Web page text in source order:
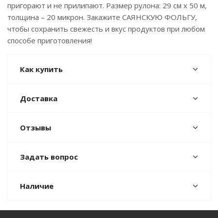
пригорают и не прилипают. Размер рулона: 29 см х 50 м,
толщина – 20 микрон. Закажите САЯНСКУЮ ФОЛЬГУ,
чтобы сохранить свежесть и вкус продуктов при любом
способе приготовления!
Как купить
Доставка
Отзывы
Задать вопрос
Наличие